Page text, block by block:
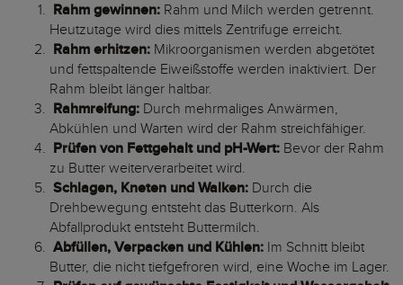
Rahm gewinnen: Rahm und Milch werden getrennt.
Heutzutage wird dies mittels Zentrifuge erreicht.
Rahm erhitzen: Mikroorganismen werden abgetötet
und fettspaltende Eiweißstoffe werden inaktiviert. Der
Rahm bleibt länger haltbar.
Rahmreifung: Durch mehrmaliges Anwärmen,
Abkühlen und Warten wird der Rahm streichfähiger.
Prüfen von Fettgehalt und pH-Wert: Bevor der Rahm
zu Butter weiterverarbeitet wird.
Schlagen, Kneten und Walken: Durch die
Drehbewegung entsteht das Butterkorn. Als
Abfallprodukt entsteht Buttermilch.
Abfüllen, Verpacken und Kühlen: Im Schnitt bleibt
Butter, die nicht tiefgefroren wird, eine Woche im Lager.